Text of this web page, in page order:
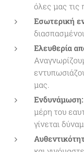
όλες μας τις
Εσωτερική
Ελευθερία
μας.
Ενδυνάμωση:
μέρη του
γίνεται